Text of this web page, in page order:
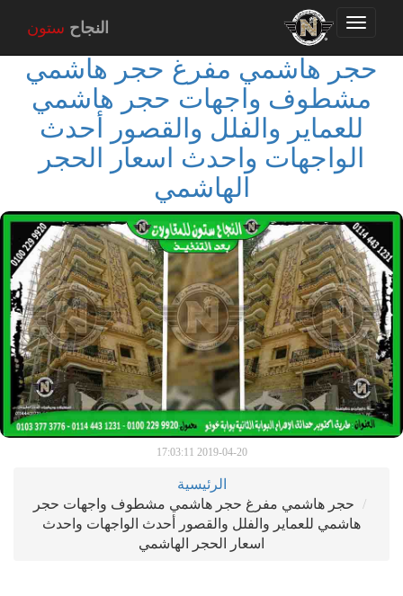
Toggle
navigation
النجاح ستون
حجر هاشمي مفرغ حجر هاشمي
مشطوف واجهات حجر هاشمي
للعماير والفلل والقصور أحدث
الواجهات واحدث اسعار الحجر
الهاشمي
2019-04-20 17:03:11
الرئيسية
حجر هاشمي مفرغ حجر هاشمي مشطوف واجهات حجر
هاشمي للعماير والفلل والقصور أحدث الواجهات واحدث
اسعار الحجر الهاشمي